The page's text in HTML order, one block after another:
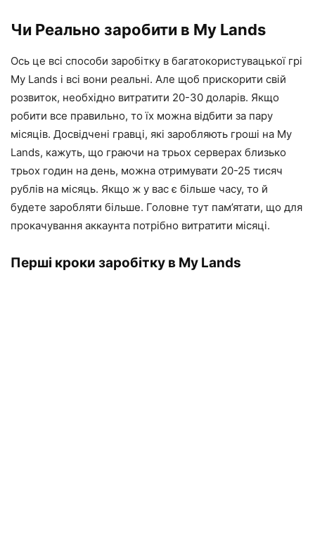
Чи Реально заробити в My Lands
Ось це всі способи заробітку в багатокористувацької грі
My Lands і всі вони реальні. Але щоб прискорити свій
розвиток, необхідно витратити 20-30 доларів. Якщо
робити все правильно, то їх можна відбити за пару
місяців. Досвідчені гравці, які заробляють гроші на My
Lands, кажуть, що граючи на трьох серверах близько
трьох годин на день, можна отримувати 20-25 тисяч
рублів на місяць. Якщо ж у вас є більше часу, то й
будете заробляти більше. Головне тут пам’ятати, що для
прокачування аккаунта потрібно витратити місяці.
Перші кроки заробітку в My Lands